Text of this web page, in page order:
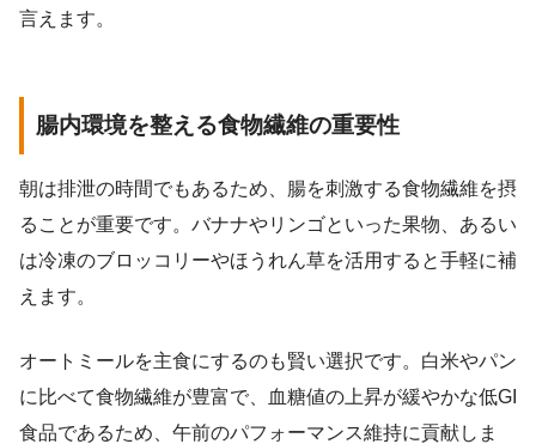
言えます。
腸内環境を整える食物繊維の重要性
朝は排泄の時間でもあるため、腸を刺激する食物繊維を摂
ることが重要です。バナナやリンゴといった果物、あるい
は冷凍のブロッコリーやほうれん草を活用すると手軽に補
えます。
オートミールを主食にするのも賢い選択です。白米やパン
に比べて食物繊維が豊富で、血糖値の上昇が緩やかな低GI
食品であるため、午前のパフォーマンス維持に貢献しま